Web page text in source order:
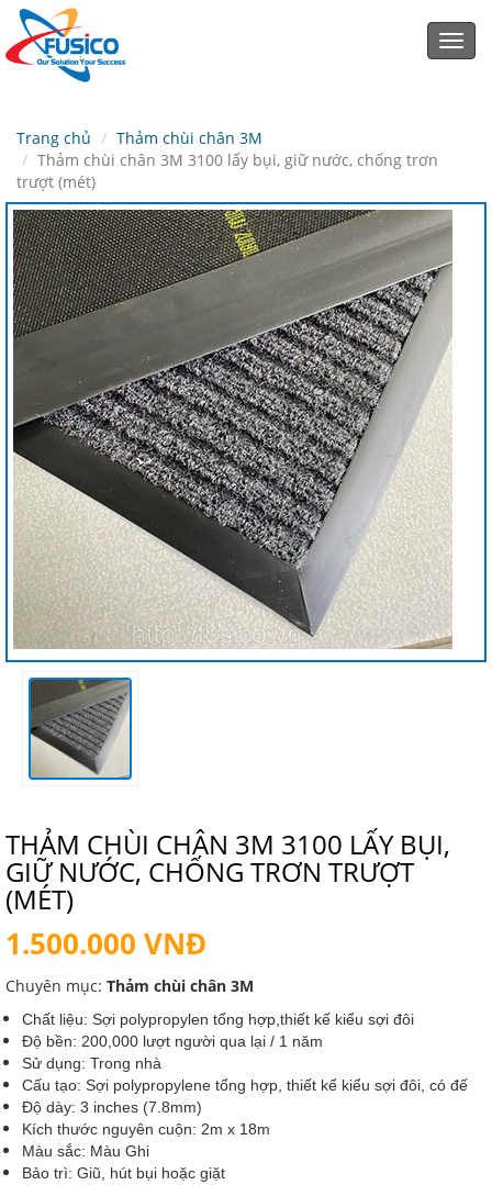
Trang chủ
Thảm chùi chân 3M
Thảm chùi chân 3M 3100 lấy bụi, giữ nước, chống trơn
trượt (mét)
THẢM CHÙI CHÂN 3M 3100 LẤY BỤI,
GIỮ NƯỚC, CHỐNG TRƠN TRƯỢT
(MÉT)
1.500.000 VNĐ
Chuyên mục: Thảm chùi chân 3M
Chất liệu: Sợi polypropylen tổng hợp,thiết kế kiểu sợi đôi
Độ bền: 200,000 lượt người qua lại / 1 năm
Sử dụng: Trong nhà
Cấu tạo: Sợi polypropylene tổng hợp, thiết kế kiểu sợi đôi, có đế
Độ dày: 3 inches (7.8mm)
Kích thước nguyên cuộn: 2m x 18m
Màu sắc: Màu Ghi
Bảo trì: Giũ, hút bụi hoặc giặt